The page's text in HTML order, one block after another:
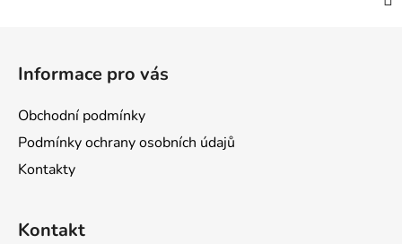
Informace pro vás
Obchodní podmínky
Podmínky ochrany osobních údajů
Kontakty
Kontakt